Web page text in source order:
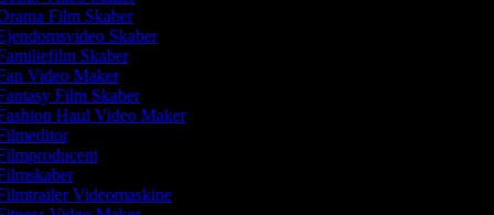
Film Skaber
Skaber
Skaber
Video Maker
Film Skaber
Haul Video Maker
Videomaskine